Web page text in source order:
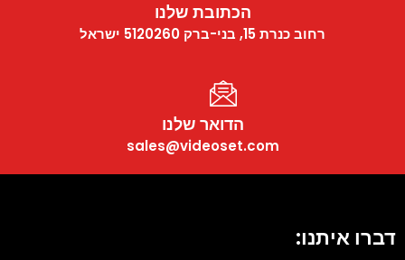
הכתובת שלנו
רחוב כנרת 15, בני-ברק 5120260 ישראל
הדואר שלנו
sales@videoset.com
דברו איתנו: